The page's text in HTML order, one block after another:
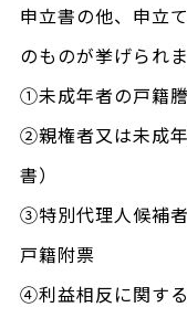
申立書の他、申立
のものが挙げられま
①未成年者の戸籍謄
②親権者又は未成
書）
③特別代理人候補
戸籍附票
④利益相反に関す